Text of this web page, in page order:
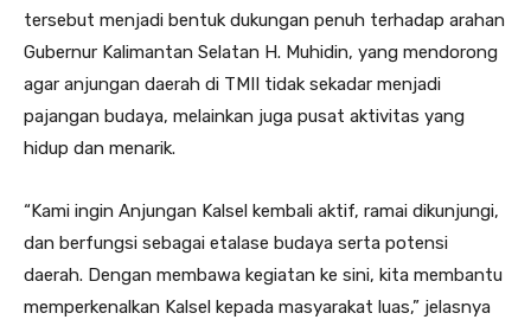
tersebut menjadi bentuk dukungan penuh terhadap arahan
Gubernur Kalimantan Selatan H. Muhidin, yang mendorong
agar anjungan daerah di TMII tidak sekadar menjadi
pajangan budaya, melainkan juga pusat aktivitas yang
hidup dan menarik.
“Kami ingin Anjungan Kalsel kembali aktif, ramai dikunjungi,
dan berfungsi sebagai etalase budaya serta potensi
daerah. Dengan membawa kegiatan ke sini, kita membantu
memperkenalkan Kalsel kepada masyarakat luas,” jelasnya